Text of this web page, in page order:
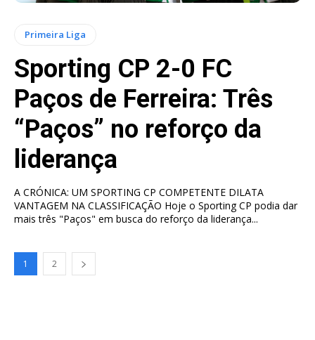
Primeira Liga
Sporting CP 2-0 FC
Paços de Ferreira: Três
“Paços” no reforço da
liderança
A CRÓNICA: UM SPORTING CP COMPETENTE DILATA
VANTAGEM NA CLASSIFICAÇÃO Hoje o Sporting CP podia dar
mais três "Paços" em busca do reforço da liderança...
1 2